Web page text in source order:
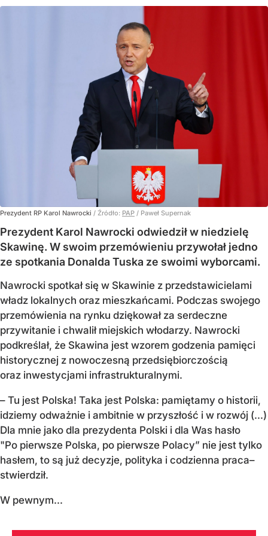
Prezydent RP Karol Nawrocki / Źródło: PAP / Paweł Supernak
Prezydent Karol Nawrocki odwiedził w niedzielę
Skawinę. W swoim przemówieniu przywołał jedno
ze spotkania Donalda Tuska ze swoimi wyborcami.
Nawrocki spotkał się w Skawinie z przedstawicielami
władz lokalnych oraz mieszkańcami. Podczas swojego
przemówienia na rynku dziękował za serdeczne
przywitanie i chwalił miejskich włodarzy. Nawrocki
podkreślał, że Skawina jest wzorem godzenia pamięci
historycznej z nowoczesną przedsiębiorczością
oraz inwestycjami infrastrukturalnymi.
– Tu jest Polska! Taka jest Polska: pamiętamy o historii,
idziemy odważnie i ambitnie w przyszłość i w rozwój (...)
Dla mnie jako dla prezydenta Polski i dla Was hasło
"Po pierwsze Polska, po pierwsze Polacy” nie jest tylko
hasłem, to są już decyzje, polityka i codzienna praca–
stwierdził.
W pewnym...